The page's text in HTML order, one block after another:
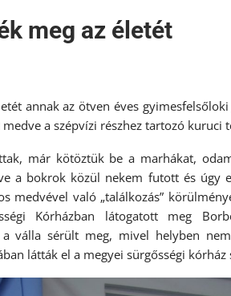
meg az életét
annak az ötven éves
a szépvízi részhez tartozó kuruci
már kötöztük be a marhákat,
a bokrok közül nekem futott és úgy
medvével való „találkozás”
Kórházban látogatott meg
a válla sérült meg, mivel helyben
látták el a megyei sürgősségi kórház